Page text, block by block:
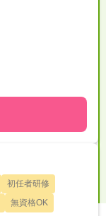
初任者研修
無資格OK